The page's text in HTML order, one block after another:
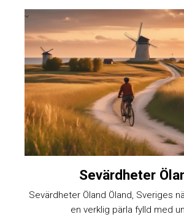
Sevärdheter
Sevärdheter Öland Öland, Sveriges
en verklig pärla fylld med